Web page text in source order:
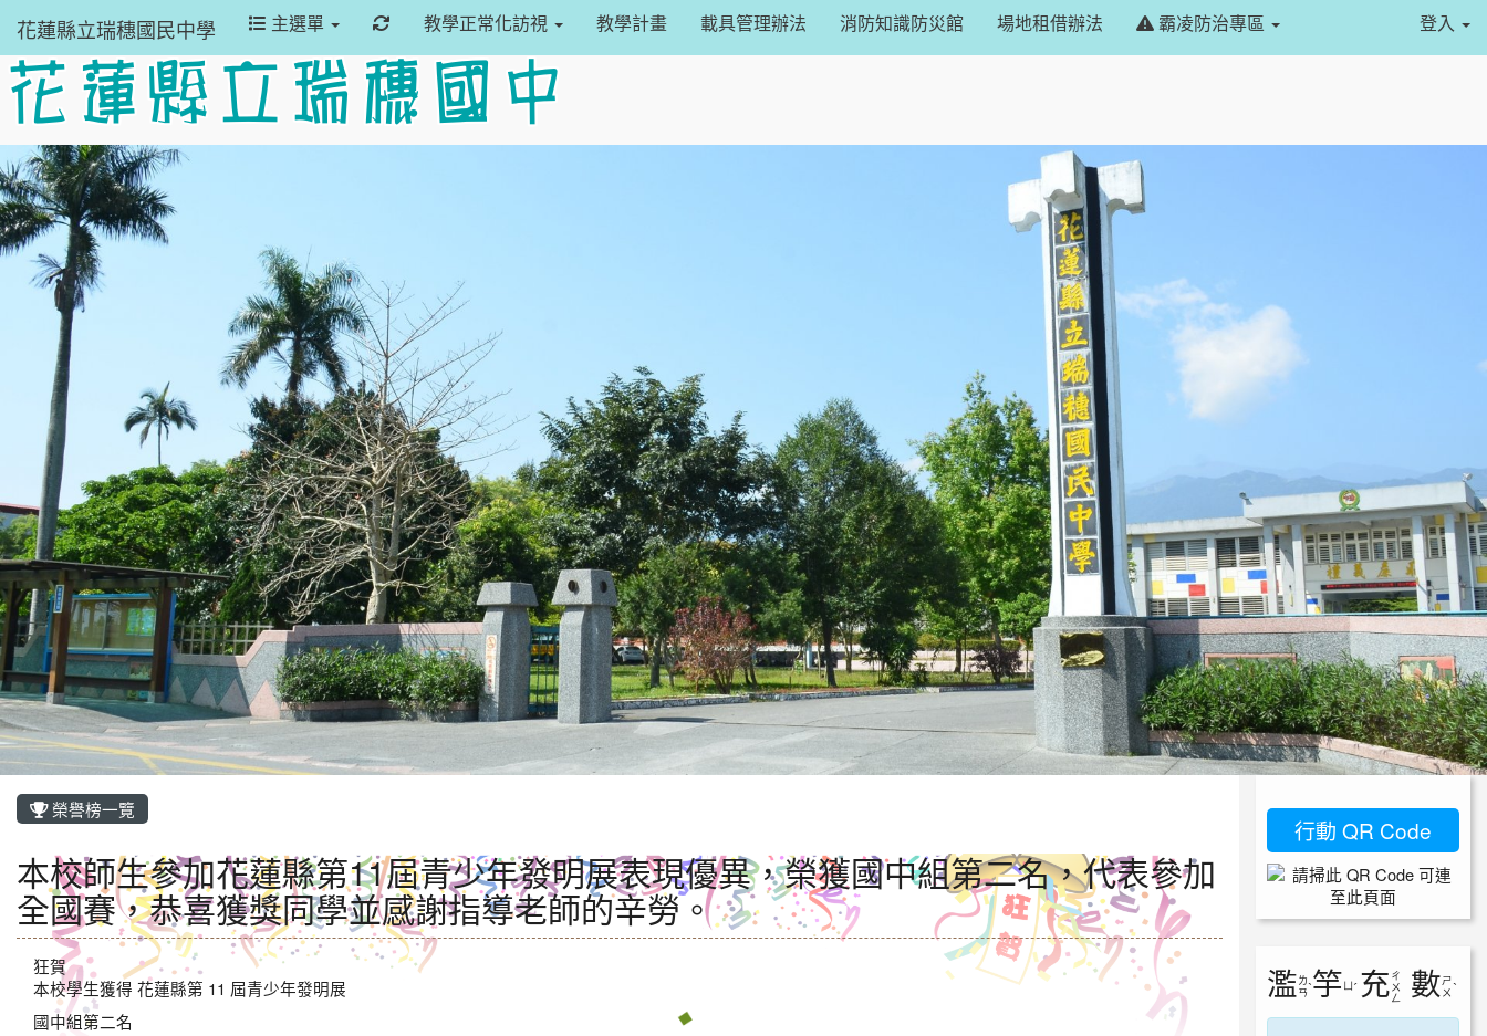
花蓮縣立瑞穗國民中學 主選單 重新取得佈景設定
教學正常化訪視 教學計畫 載具管理辦法 消防知識防災館 場地租借辦法 霸凌防治專區 登入
榮譽榜一覽
本校師生參加花蓮縣第11屆青少年發明展表現優異，榮獲國中組第二名，代表參加
全國賽，恭喜獲獎同學並感謝指導老師的辛勞。
狂賀
本校學生獲得 花蓮縣第 11 屆青少年發明展
國中組第二名
行動 QR Code
濫 ㄌ
ㄢˋ竽 ˊ 充 ㄔ
ㄨ
ㄥ
數 ㄕ
ㄨ ˋ